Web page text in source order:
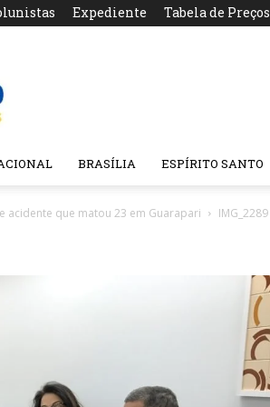
Expediente Tabela de Preços
BRASÍLIA ESPÍRITO SANTO
acidente que matou 23 em Guarapari IMG_2289